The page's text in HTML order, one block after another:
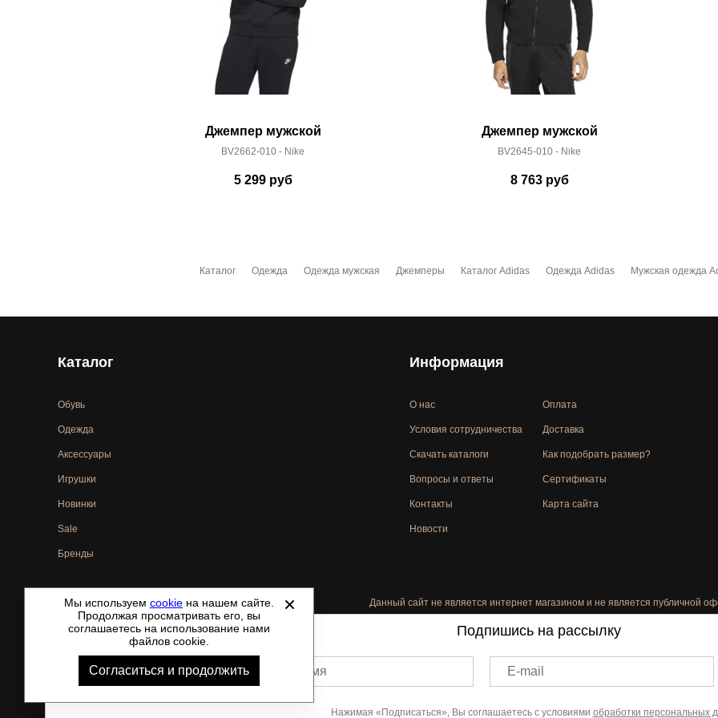
Джемпер мужской
BV2662-010 - Nike
5 299руб
Джемпер мужской
BV2645-010 - Nike
8 763руб
Каталог Одежда Одежда мужская Джемперы Каталог Adidas Одежда Adidas Мужская одежда
Каталог
Обувь
Одежда
Аксессуары
Игрушки
Новинки
Sale
Бренды
Информация
О нас
Условия сотрудничества
Скачать каталоги
Вопросы и ответы
Контакты
Новости
Оплата
Доставка
Как подобрать размер?
Сертификаты
Карта сайта
©2021-2026 - ShoesTown.ru - все права защищены. Данный сайт не является интернет магазином и не является публичной
Мы используем cookie на нашем сайте.
Продолжая просматривать его, вы
соглашаетесь на использование нами
файлов cookie.
Согласиться и продолжить
Подпишись на рассылку
Ваше имя E-mail
Нажимая «Подписаться», Вы соглашаетесь с условиями обработки персональных